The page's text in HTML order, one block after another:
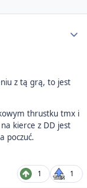
z tą grą, to jest
thrustku tmx i
kierce z DD jest
poczuć.
1 1